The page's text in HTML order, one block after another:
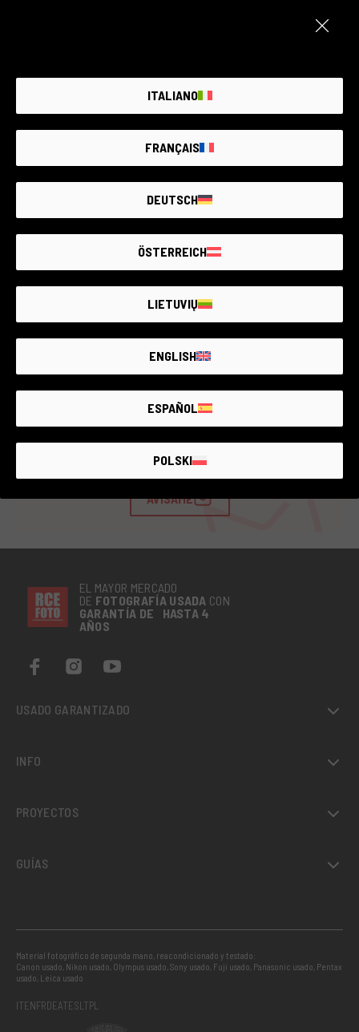
Cód. 019DCOFJ0000444593
Fujifilm
2 años de garantía
Algunos signos menores de desgaste como
Estos son todos los artículos disponibles
Si no encuentras lo que buscas, crea una alerta.
Cada día añadimos nuevos productos.
AVÍSAME
EL MAYOR MERCADO
DE FOTOGRAFÍA USADA CON
GARANTÍA DE HASTA 4
AÑOS
USADO GARANTIZADO
INFO
PROYECTOS
GUÍAS
Material fotográfico de segunda mano, reacondicionado y testado:
Canon usado, Nikon usado, Olympus usado,Sony usado, Fuji usado, Panasonic usado, Pentax
usado, Leica usado
ITENFRDEATESLTPL
ITALIANO
FRANÇAIS
DEUTSCH
ÖSTERREICH
LIETUVIŲ
ENGLISH
ESPAÑOL
POLSKI